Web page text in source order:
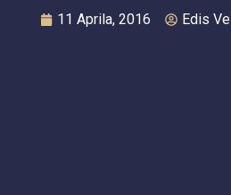
11 Aprila, 2016 Edis